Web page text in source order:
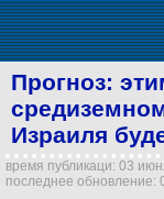
Прогноз:
Израиля
время публикаци: 03
последнее обновление: